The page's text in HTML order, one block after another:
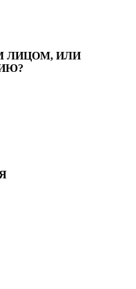
ЛИЦОМ, ИЛИ